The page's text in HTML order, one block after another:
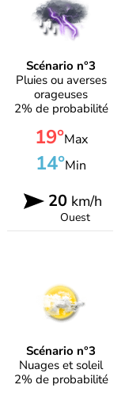
Scénario n°3
Pluies ou averses
orageuses
2% de probabilité
19°Max
14°Min
20 km/h
Ouest
Scénario n°3
Nuages et soleil
2% de probabilité